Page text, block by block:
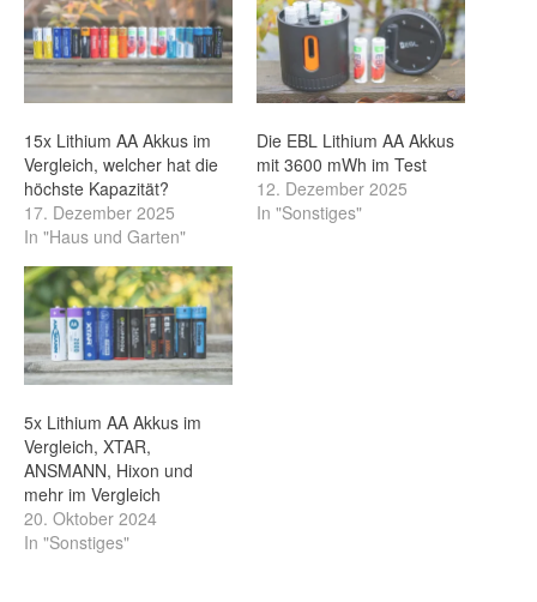
15x Lithium AA Akkus im
Vergleich, welcher hat die
höchste Kapazität?
17. Dezember 2025
In "Haus und Garten"
Die EBL Lithium AA Akkus
mit 3600 mWh im Test
12. Dezember 2025
In "Sonstiges"
5x Lithium AA Akkus im
Vergleich, XTAR,
ANSMANN, Hixon und
mehr im Vergleich
20. Oktober 2024
In "Sonstiges"